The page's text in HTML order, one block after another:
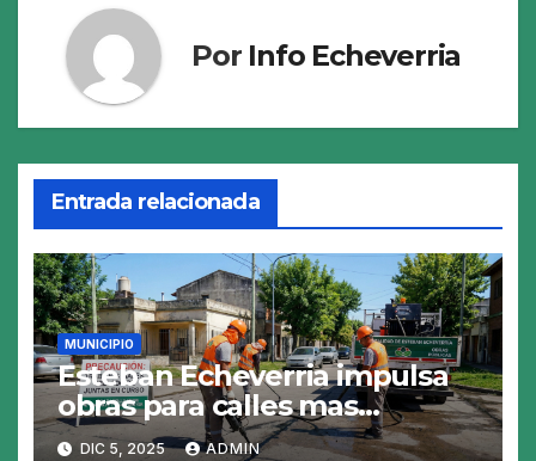
Por Info Echeverria
Entrada relacionada
MUNICIPIO
Esteban Echeverria impulsa
obras para calles mas
resistentes y seguras
DIC 5, 2025 ADMIN